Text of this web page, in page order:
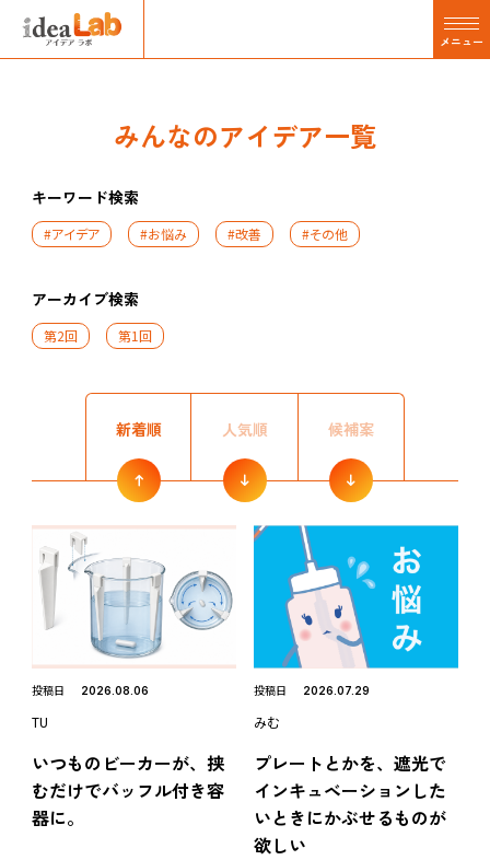
メニュー
みんなのアイデア一覧
キーワード検索
#アイデア #お悩み #改善 #その他
アーカイブ検索
第2回 第1回
新着順 人気順 候補案
投稿日 2026.08.06
TU
いつものビーカーが、挟
むだけでバッフル付き容
器に。
投稿日 2026.07.29
みむ
プレートとかを、遮光で
インキュベーションした
いときにかぶせるものが
欲しい